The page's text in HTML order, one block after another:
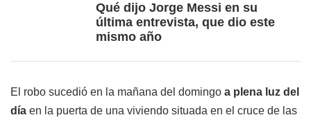
Qué dijo Jorge Messi en su
última entrevista, que dio este
mismo año
El robo sucedió en la mañana del domingo a plena luz del
día en la puerta de una viviendo situada en el cruce de las